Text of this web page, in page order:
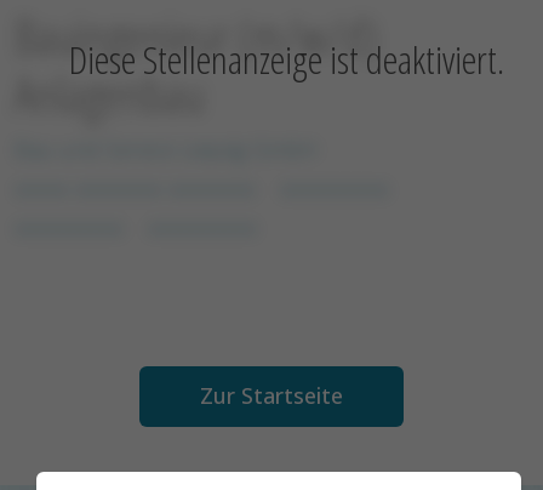
Diese Stellenanzeige ist deaktiviert.
Bauingenieur (m/w/d)
Anlagenbau
Zur Startseite